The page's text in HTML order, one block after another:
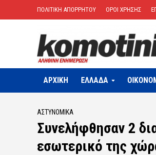
ΠΟΛΙΤΙΚΗ ΑΠΟΡΡΗΤΟΥ ΟΡΟΙ ΧΡΗΣΗΣ
ΑΡΧΙΚΗ ΕΛΛΑΔΑ
ΑΣΤΥΝΟΜΙΚΆ
Συνελήφθησαν 2
εσωτερικό της